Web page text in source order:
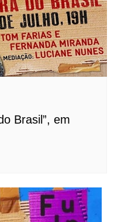
Brasil”, em